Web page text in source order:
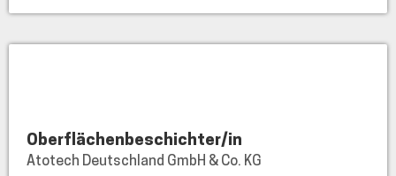
Co.
Oberflächenbeschichter/in
Atotech Deutschland GmbH & Co. KG